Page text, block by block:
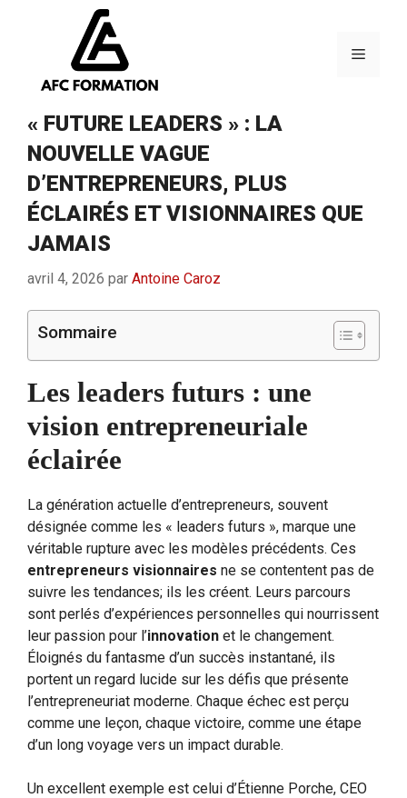
Menu
« FUTURE LEADERS » : LA
NOUVELLE VAGUE
D’ENTREPRENEURS, PLUS
ÉCLAIRÉS ET VISIONNAIRES QUE
JAMAIS
avril 4, 2026 par Antoine Caroz
Sommaire
Les leaders futurs : une
vision entrepreneuriale
éclairée
La génération actuelle d’entrepreneurs, souvent
désignée comme les « leaders futurs », marque une
véritable rupture avec les modèles précédents. Ces
entrepreneurs visionnaires ne se contentent pas de
suivre les tendances; ils les créent. Leurs parcours
sont perlés d’expériences personnelles qui nourrissent
leur passion pour l’innovation et le changement.
Éloignés du fantasme d’un succès instantané, ils
portent un regard lucide sur les défis que présente
l’entrepreneuriat moderne. Chaque échec est perçu
comme une leçon, chaque victoire, comme une étape
d’un long voyage vers un impact durable.
Un excellent exemple est celui d’Étienne Porche, CEO